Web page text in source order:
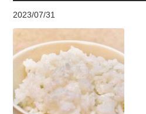
2023/07/31